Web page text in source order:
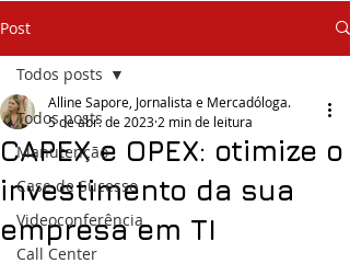
Post
Todos posts
Manutenção
Case de Sucesso
Videoconferência
Call Center
Todos posts
CAPEX e OPEX: otimize o
investimento da sua
empresa em TI
Alline Sapore, Jornalista e Mercadóloga.
5 de abr. de 2023 2 min de leitura